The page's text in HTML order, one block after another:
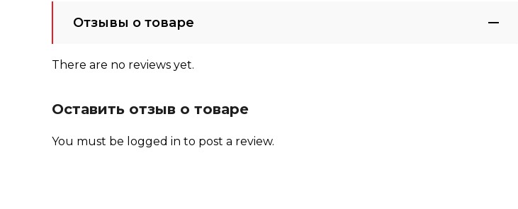
Отзывы о товаре
There are no reviews yet.
Оставить отзыв о товаре
You must be logged in to post a review.